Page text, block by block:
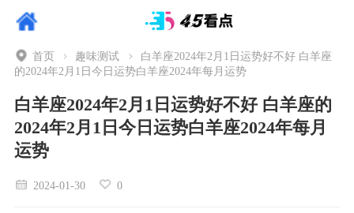
首页 趣味测试
白羊座2024年2月1日运势好不好 白羊座
的2024年2月1日今日运势白羊座2024年每月运势
白羊座2024年2月1日运势好不好 白羊座的
2024年2月1日今日运势白羊座2024年每月
运势
2024-01-30 0